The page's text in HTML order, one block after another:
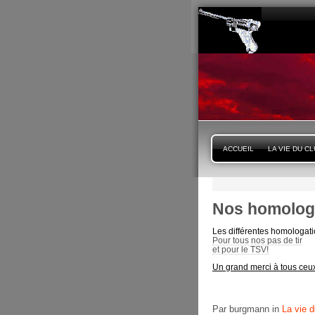
ACCUEIL LA VIE DU
Nos
Les différentes
Pour tous nos pas de tir
et pour le TSV!
Un grand merci à tous
Par burgmann in La vie